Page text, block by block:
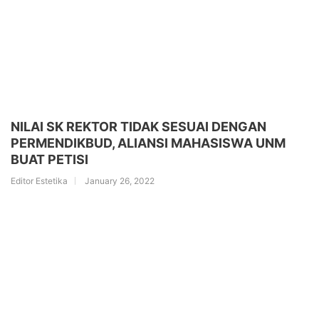
NILAI SK REKTOR TIDAK SESUAI DENGAN
PERMENDIKBUD, ALIANSI MAHASISWA UNM
BUAT PETISI
Editor Estetika January 26, 2022